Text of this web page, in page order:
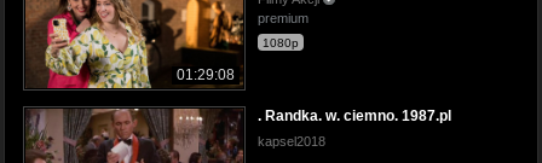
01:29:08
premium
1080p
. Randka. w. ciemno. 1987.pl
kapsel2018